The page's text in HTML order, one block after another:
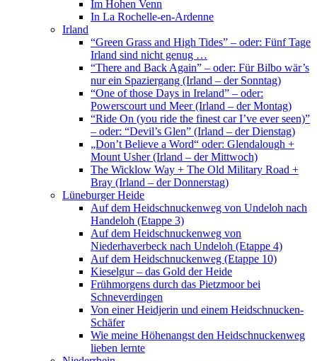
Im Hohen Venn
In La Rochelle-en-Ardenne
Irland
“Green Grass and High Tides” – oder: Fünf Tage
Irland sind nicht genug …
“There and Back Again” – oder: Für Bilbo wär’s
nur ein Spaziergang (Irland – der Sonntag)
“One of those Days in Ireland” – oder:
Powerscourt und Meer (Irland – der Montag)
“Ride On (you ride the finest car I’ve ever seen)”
– oder: “Devil’s Glen” (Irland – der Dienstag)
„Don’t Believe a Word“ oder: Glendalough +
Mount Usher (Irland – der Mittwoch)
The Wicklow Way + The Old Military Road +
Bray (Irland – der Donnerstag)
Lüneburger Heide
Auf dem Heidschnuckenweg von Undeloh nach
Handeloh (Etappe 3)
Auf dem Heidschnuckenweg von
Niederhaverbeck nach Undeloh (Etappe 4)
Auf dem Heidschnuckenweg (Etappe 10)
Kieselgur – das Gold der Heide
Frühmorgens durch das Pietzmoor bei
Schneverdingen
Von einer Heidjerin und einem Heidschnucken-
Schäfer
Wie meine Höhenangst den Heidschnuckenweg
lieben lernte